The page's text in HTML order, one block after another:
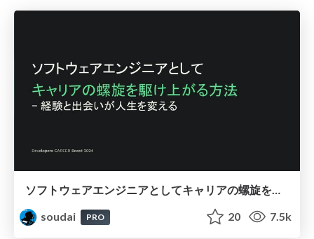
ソフトウェアエンジニアとしてキャリアの螺旋を駆け上がる方法 - 経験と出会いが人生を変える / Career-Anchor-Drive
soudai
PRO 20 7.5k